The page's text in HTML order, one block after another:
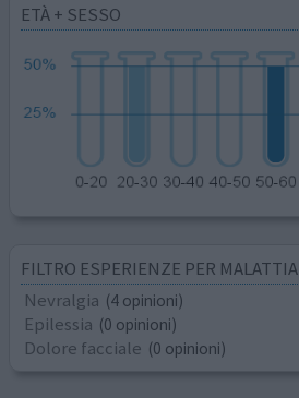
ETÀ + SESSO
FILTRO ESPERIENZE PER MALATTIA
Nevralgia (4 opinioni)
Epilessia (0 opinioni)
Dolore facciale (0 opinioni)